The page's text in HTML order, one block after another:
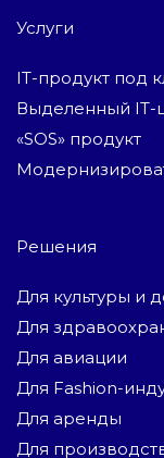
Услуги
IT-продукт под
Выделенный IT-
«SOS» продукт
Решения
Для культуры и
Для
Для авиации
Для Fashion-
Для аренды
Для